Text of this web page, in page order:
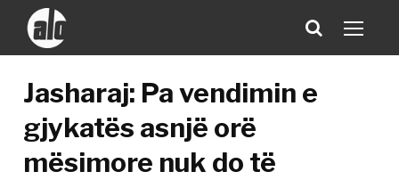
Jasharaj: Pa vendimin e
gjykatës asnjë orë
mësimore nuk do të